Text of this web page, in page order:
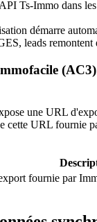
Ts-Immo dans
démarre
leads
une URL
cette URL fournie
fournie par